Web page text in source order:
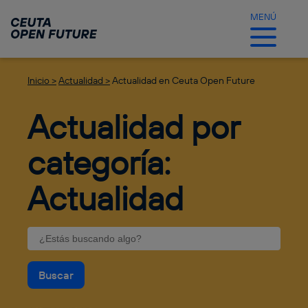
contenido
principal
MENÚ
Inicio >Actualidad >Actualidad en Ceuta Open Future
Actualidad por
categoría:
Actualidad
Buscar